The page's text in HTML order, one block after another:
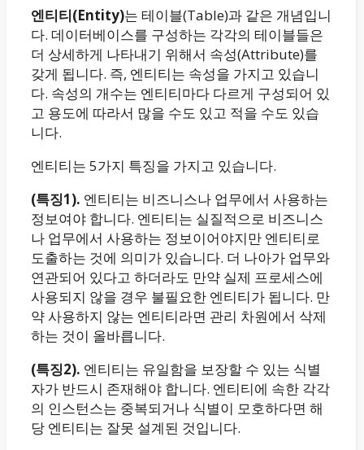
엔티티(Entity)는 테이블(Table)과 같은 개념입니
다. 데이터베이스를 구성하는 각각의 테이블들은
더 상세하게 나타내기 위해서 속성(Attribute)를
갖게 됩니다. 즉, 엔티티는 속성을 가지고 있습니
다. 속성의 개수는 엔티티마다 다르게 구성되어 있
고 용도에 따라서 많을 수도 있고 적을 수도 있습
니다.
엔티티는 5가지 특징을 가지고 있습니다.
(특징1). 엔티티는 비즈니스나 업무에서 사용하는
정보여야 합니다. 엔티티는 실질적으로 비즈니스
나 업무에서 사용하는 정보이어야지만 엔티티로
도출하는 것에 의미가 있습니다. 더 나아가 업무와
연관되어 있다고 하더라도 만약 실제 프로세스에
사용되지 않을 경우 불필요한 엔티티가 됩니다. 만
약 사용하지 않는 엔티티라면 관리 차원에서 삭제
하는 것이 올바릅니다.
(특징2). 엔티티는 유일함을 보장할 수 있는 식별
자가 반드시 존재해야 합니다. 엔티티에 속한 각각
의 인스턴스는 중복되거나 식별이 모호하다면 해
당 엔티티는 잘못 설계된 것입니다.